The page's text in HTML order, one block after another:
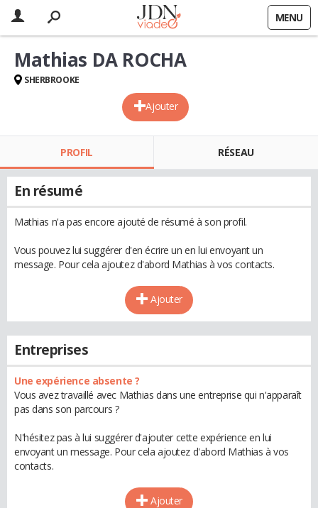
MENU
Ajouter
Mathias DA ROCHA
SHERBROOKE
PROFIL RÉSEAU
En résumé
Mathias n'a pas encore ajouté de résumé à son profil.
Vous pouvez lui suggérer d'en écrire un en lui envoyant un
message. Pour cela ajoutez d'abord Mathias à vos contacts.
Ajouter
Entreprises
Une expérience absente ?
Vous avez travaillé avec Mathias dans une entreprise qui n'apparaît
pas dans son parcours ?
N'hésitez pas à lui suggérer d'ajouter cette expérience en lui
envoyant un message. Pour cela ajoutez d'abord Mathias à vos
contacts.
Ajouter